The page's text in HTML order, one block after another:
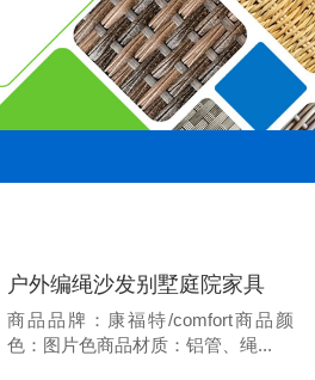
户外编绳沙发别墅庭院家具
商品品牌：康福特/comfort商品颜
色：图片色商品材质：铝管、绳...